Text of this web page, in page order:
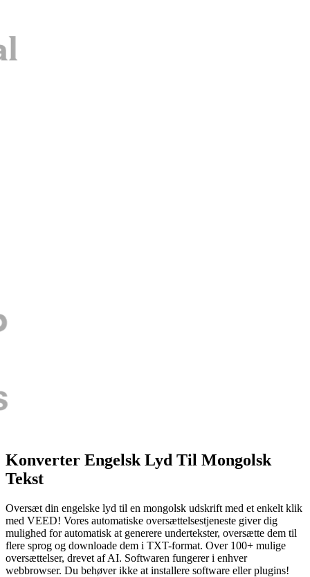
Konverter Engelsk Lyd Til Mongolsk
Tekst
Oversæt din engelske lyd til en mongolsk udskrift med et enkelt klik
med VEED! Vores automatiske oversættelsestjeneste giver dig
mulighed for automatisk at generere undertekster, oversætte dem til
flere sprog og downloade dem i TXT-format. Over 100+ mulige
oversættelser, drevet af AI. Softwaren fungerer i enhver
webbrowser. Du behøver ikke at installere software eller plugins!